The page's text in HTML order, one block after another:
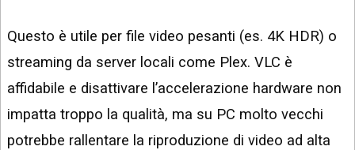
Questo è utile per file video pesanti (es. 4K HDR) o
streaming da server locali come Plex. VLC è
affidabile e disattivare l’accelerazione hardware non
impatta troppo la qualità, ma su PC molto vecchi
potrebbe rallentare la riproduzione di video ad alta